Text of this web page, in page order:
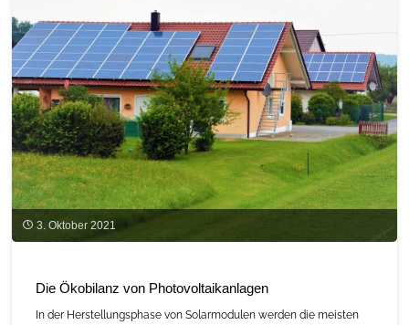
3. Oktober 2021
Die Ökobilanz von Photovoltaikanlagen
In der Herstellungsphase von Solarmodulen werden die meisten